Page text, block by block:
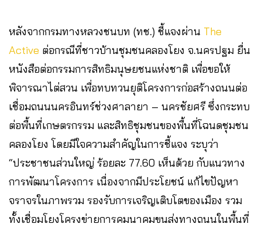
หลังจากกรมทางหลวงชนบท (ทช.) ชี้แจงผ่าน The
Active ต่อกรณีที่ชาวบ้านชุมชนคลองโยง จ.นครปฐม ยื่น
หนังสือต่อกรรมการสิทธิมนุษยชนแห่งชาติ เพื่อขอให้
พิจารณาไต่สวน เพื่อทบทวนยุติโครงการก่อสร้างถนนต่อ
เชื่อมถนนนครอินทร์ช่วงศาลายา – นครชัยศรี ซึ่งกระทบ
ต่อพื้นที่เกษตรกรรม และสิทธิชุมชนของพื้นที่โฉนดชุมชน
คลองโยง โดยมีใจความสำคัญในการชี้แจง ระบุว่า
“ประชาชนส่วนใหญ่ ร้อยละ 77.60 เห็นด้วย กับแนวทาง
การพัฒนาโครงการ เนื่องจากมีประโยชน์ แก้ไขปัญหา
จราจรในภาพรวม รองรับการเจริญเติบโตของเมือง รวม
ทั้งเชื่อมโยงโครงข่ายการคมนาคมขนส่งทางถนนในพื้นที่